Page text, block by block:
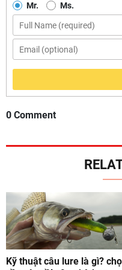
Mr. Ms.
0 Comment
Kỹ thuật câu lure là gì?